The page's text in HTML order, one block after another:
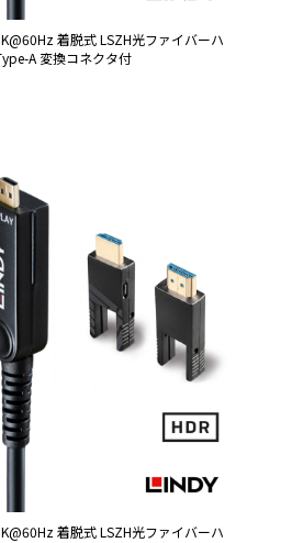
着脱式 LSZH光ファイバーハ
A 変換コネクタ付
着脱式 LSZH光ファイバーハ